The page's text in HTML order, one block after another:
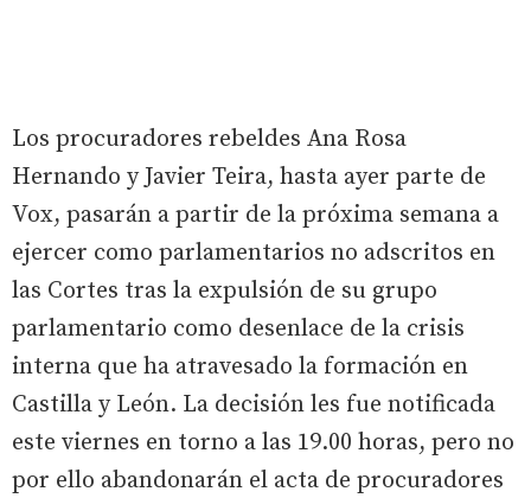
Los procuradores rebeldes Ana Rosa
Hernando y Javier Teira, hasta ayer parte de
Vox, pasarán a partir de la próxima semana a
ejercer como parlamentarios no adscritos en
las Cortes tras la expulsión de su grupo
parlamentario como desenlace de la crisis
interna que ha atravesado la formación en
Castilla y León. La decisión les fue notificada
este viernes en torno a las 19.00 horas, pero no
por ello abandonarán el acta de procuradores